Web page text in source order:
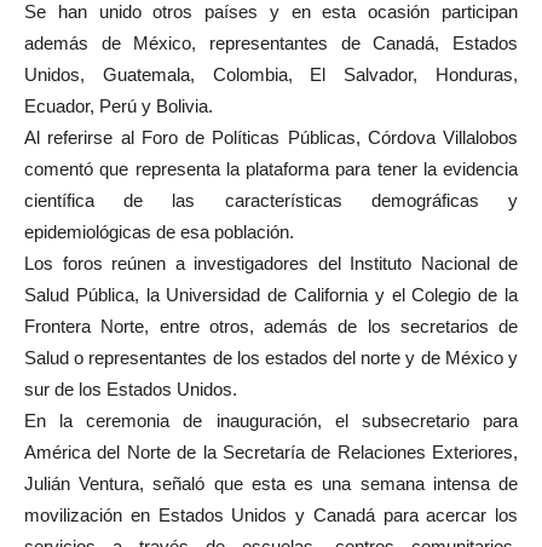
Se han unido otros países y en esta ocasión participan
además de México, representantes de Canadá, Estados
Unidos, Guatemala, Colombia, El Salvador, Honduras,
Ecuador, Perú y Bolivia.
Al referirse al Foro de Políticas Públicas, Córdova Villalobos
comentó que representa la plataforma para tener la evidencia
científica de las características demográficas y
epidemiológicas de esa población.
Los foros reúnen a investigadores del Instituto Nacional de
Salud Pública, la Universidad de California y el Colegio de la
Frontera Norte, entre otros, además de los secretarios de
Salud o representantes de los estados del norte y de México y
sur de los Estados Unidos.
En la ceremonia de inauguración, el subsecretario para
América del Norte de la Secretaría de Relaciones Exteriores,
Julián Ventura, señaló que esta es una semana intensa de
movilización en Estados Unidos y Canadá para acercar los